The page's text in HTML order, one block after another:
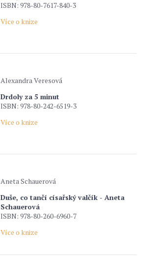
ISBN: 978-80-7617-840-3
Více o knize
Alexandra Veresová
Drdoly za 5 minut
ISBN: 978-80-242-6519-3
Více o knize
Aneta Schauerová
Duše, co tančí císařský valčík - Aneta
Schauerová
ISBN: 978-80-260-6960-7
Více o knize